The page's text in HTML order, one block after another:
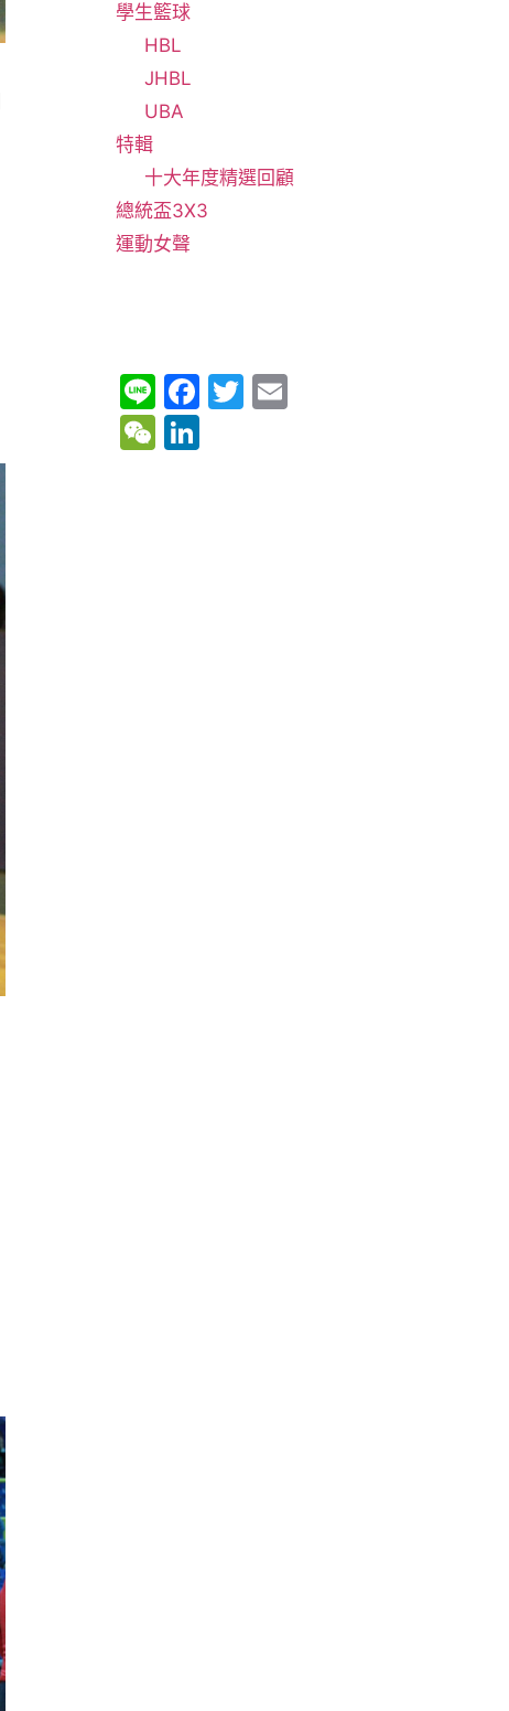
學生籃球
HBL
JHBL
UBA
特輯
十大年度精選回顧
總統盃3X3
運動女聲
Li
n
e
F
T
W